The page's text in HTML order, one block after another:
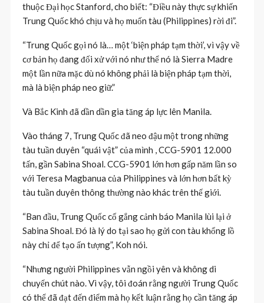
thuộc Đại học Stanford, cho biết: “Điều này thực sự khiến
Trung Quốc khó chịu và họ muốn tàu (Philippines) rời đi”.
“Trung Quốc gọi nó là… một ‘biện pháp tạm thời’, vì vậy về
cơ bản họ đang đối xử với nó như thể nó là Sierra Madre
một lần nữa mặc dù nó không phải là biện pháp tạm thời,
mà là biện pháp neo giữ.”
Và Bắc Kinh đã dần dần gia tăng áp lực lên Manila.
Vào tháng 7, Trung Quốc đã neo đậu một trong những
tàu tuần duyên “quái vật” của mình , CCG-5901 12.000
tấn, gần Sabina Shoal. CCG-5901 lớn hơn gấp năm lần so
với Teresa Magbanua của Philippines và lớn hơn bất kỳ
tàu tuần duyên thông thường nào khác trên thế giới.
“Ban đầu, Trung Quốc cố gắng cảnh báo Manila lùi lại ở
Sabina Shoal. Đó là lý do tại sao họ gửi con tàu khổng lồ
này chỉ để tạo ấn tượng”, Koh nói.
“Nhưng người Philippines vẫn ngồi yên và không di
chuyển chút nào. Vì vậy, tôi đoán rằng người Trung Quốc
có thể đã đạt đến điểm mà họ kết luận rằng họ cần tăng áp